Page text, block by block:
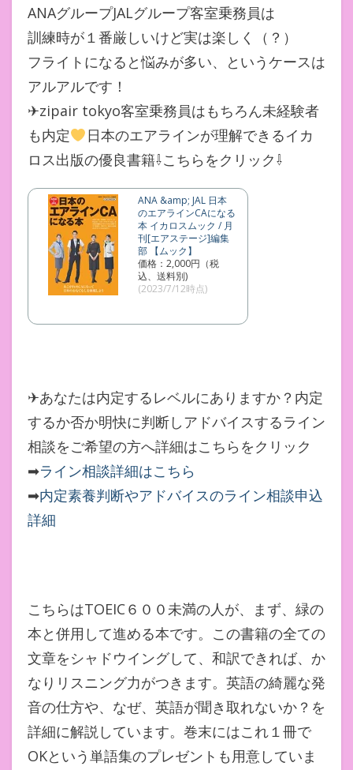
ANAグループJALグループ客室乗務員は
訓練時が１番厳しいけど実は楽しく（？）
フライトになると悩みが多い、というケースは
アルアルです！
✈zipair tokyo客室乗務員はもちろん未経験者
も内定
日本のエアラインが理解できるイカ
ロス出版の優良書籍⇩こちらをクリック⇩
ANA &amp; JAL 日本
のエアラインCAになる
本 イカロスムック / 月
刊[エアステージ]編集
部 【ムック】
価格：2,000円（税
込、送料別)
(2023/7/12時点)
✈あなたは内定するレベルにありますか？内定
するか否か明快に判断しアドバイスするライン
相談をご希望の方へ詳細はこちらをクリック
➡ライン相談詳細はこちら
➡内定素養判断やアドバイスのライン相談申込
詳細
こちらはTOEIC６００未満の人が、まず、緑の
本と併用して進める本です。この書籍の全ての
文章をシャドウイングして、和訳できれば、か
なりリスニング力がつきます。英語の綺麗な発
音の仕方や、なぜ、英語が聞き取れないか？を
詳細に解説しています。巻末にはこれ１冊で
OKという単語集のプレゼントも用意していま